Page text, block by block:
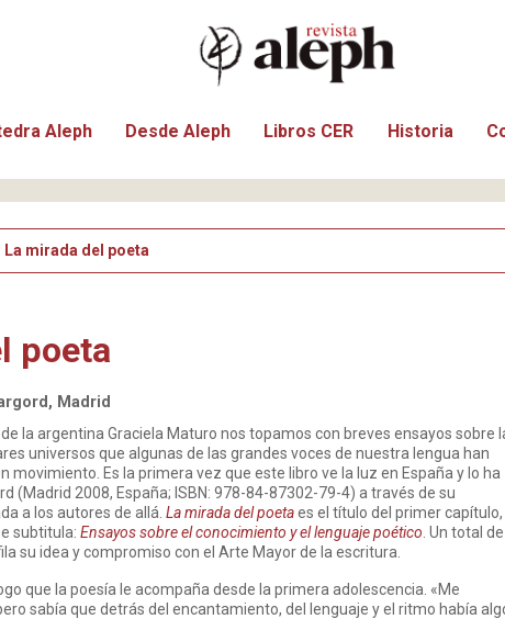
Aleph Desde Aleph Libros CER Historia
La mirada del poeta
poeta
Madrid
la argentina Graciela Maturo nos topamos con breves ensayos sobre
universos que algunas de las grandes voces de nuestra lengua han
movimiento. Es la primera vez que este libro ve la luz en España y lo ha
(Madrid 2008, España; ISBN: 978-84-87302-79-4) a través de su
a los autores de allá. La mirada del poetaes el título del primer capítulo,
subtitula: Ensayos sobre el conocimiento y el lenguaje poético . Un total de
su idea y compromiso con el Arte Mayor de la escritura.
que la poesía le acompaña desde la primera adolescencia. «Me
sabía que detrás del encantamiento, del lenguaje y el ritmo había